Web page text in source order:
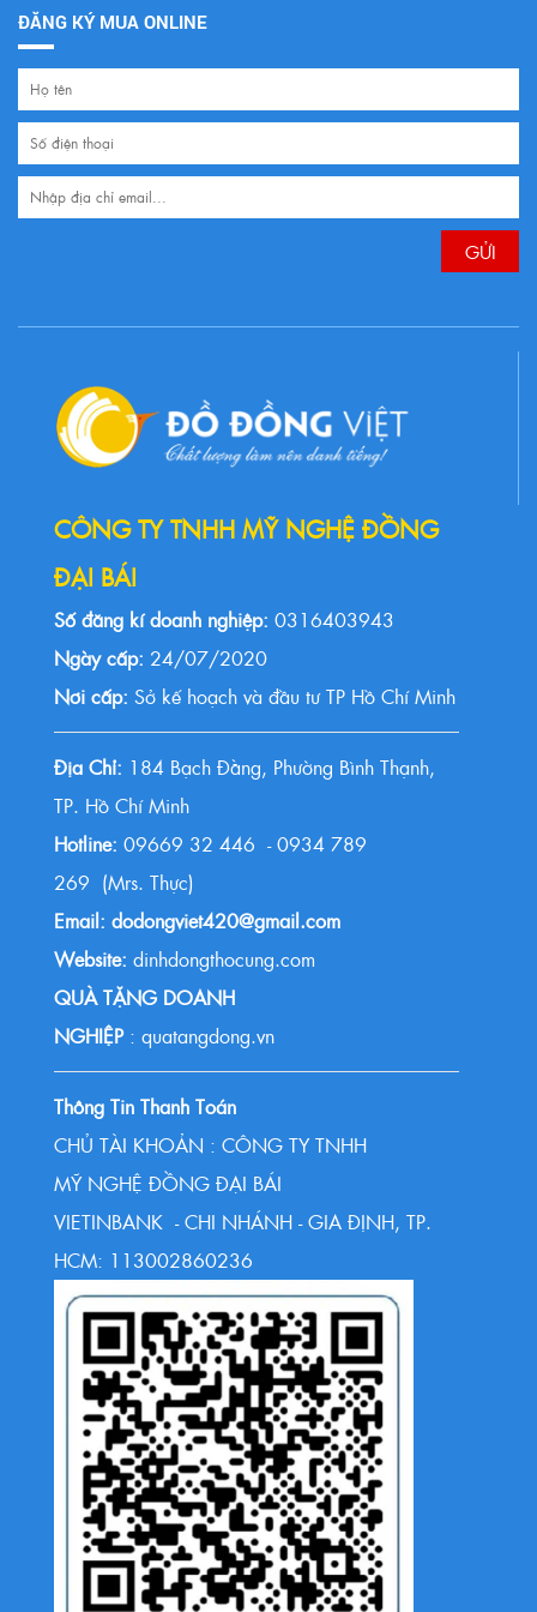
ĐĂNG KÝ MUA ONLINE
CÔNG TY TNHH MỸ NGHỆ ĐỒNG
ĐẠI BÁI
Số đăng kí doanh nghiệp: 0316403943
Ngày cấp: 24/07/2020
Nơi cấp: Sở kế hoạch và đầu tư TP Hồ Chí Minh
Địa Chỉ: 184 Bạch Đằng, Phường Bình Thạnh,
TP. Hồ Chí Minh
Hotline: 09669 32 446 - 0934 789
269 (Mrs. Thực)
Email: dodongviet420@gmail.com
Website: dinhdongthocung.com
QUÀ TẶNG DOANH
NGHIỆP : quatangdong.vn
Thông Tin Thanh Toán
CHỦ TÀI KHOẢN : CÔNG TY TNHH
MỸ NGHỆ ĐỒNG ĐẠI BÁI
VIETINBANK - CHI NHÁNH - GIA ĐỊNH, TP.
HCM: 113002860236